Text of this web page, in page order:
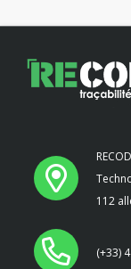
112
(+33)